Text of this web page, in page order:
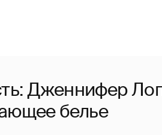
Дженнифер
белье